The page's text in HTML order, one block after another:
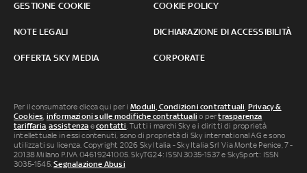
GESTIONE COOKIE COOKIE POLICY
NOTE LEGALI DICHIARAZIONE DI ACCESSIBILITÀ
OFFERTA SKY MEDIA CORPORATE
Per il consumatore clicca qui per iModuli, Condizioni contrattuali, Privacy &
Cookies, informazioni sulle modifiche contrattuali o pertrasparenza
tariffaria,assistenza econtatti. Tutti i marchi Sky e i diritti di proprietà
intellettuale in essi contenuti, sono di proprietà di Sky international AG e sono
utilizzati su licenza. Copyright 2026 Sky Italia - Sky Italia Srl Via Monte Penice, 7 -
20138 Milano P.IVA 04619241005. SkyTG24: ISSN 3035-1537 e SkySport: ISSN
3035-1545.Segnalazione Abusi